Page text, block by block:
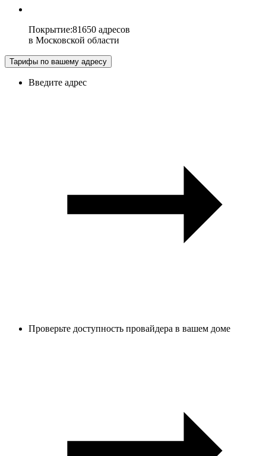
Покрытие:81650 адресов
в Московской области
Тарифы по вашему адресу
Введите адрес
Проверьте доступность провайдера в вашем доме